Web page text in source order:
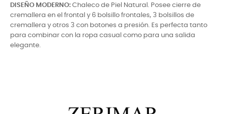
DISEÑO MODERNO: Chaleco de Piel Natural. Posee cierre de
cremallera en el frontal y 6 bolsillo frontales, 3 bolsillos de
cremallera y otros 3 con botones a presión. Es perfecta tanto
para combinar con la ropa casual como para una salida
elegante.